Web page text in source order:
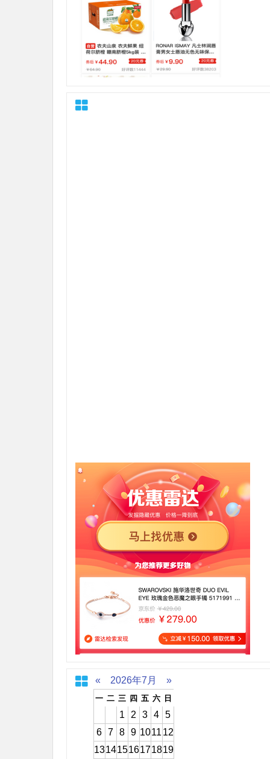
« 2026年7月 »
一 二 三 四 五 六 日
1 2 3 4
5
6
7 8 9 1011 12
13141516171819